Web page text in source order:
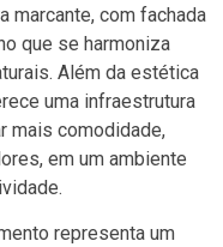
marcante, com fachada
que se harmoniza
Além da estética
uma infraestrutura
mais comodidade,
em um ambiente
representa um